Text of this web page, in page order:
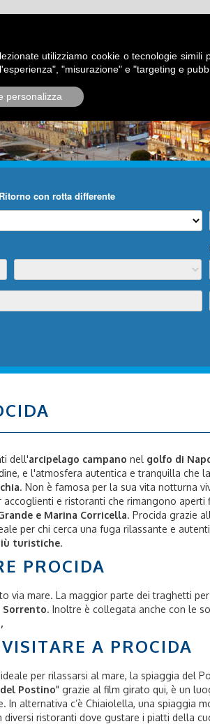
dell'arcipelago campano nel golfo di
e l'atmosfera autentica e tranquilla che
. Non è famosa per la sua vita notturna
accoglienti e ristoranti che rimangono aperti
e Marina Corricella. Procida grazie
per chi cerca una fuga rilassante e
turistiche.
PROCIDA
via mare. La maggior parte dei traghetti
Sorrento. Inoltre è collegata anche con le
A PROCIDA
per rilassarsi al mare, la spiaggia del
Postino" grazie al film girato qui, è un
alternativa c’è Chiaiolella, una spiaggia
ristoranti dove gustare i piatti della
utilizziamo cookie o tecnologie
"misurazione" e "targeting e
personalizza